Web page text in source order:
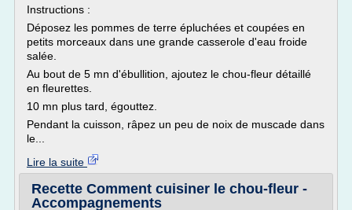
Instructions :
Déposez les pommes de terre épluchées et coupées en
petits morceaux dans une grande casserole d'eau froide
salée.
Au bout de 5 mn d'ébullition, ajoutez le chou-fleur détaillé
en fleurettes.
10 mn plus tard, égouttez.
Pendant la cuisson, râpez un peu de noix de muscade dans
le...
Lire la suite
Recette Comment cuisiner le chou-fleur -
Accompagnements